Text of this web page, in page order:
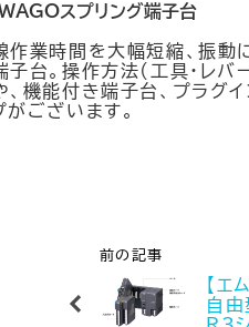
スプリング端子台
作業時間を大幅短縮、振動
子台。操作方法(工具・レバ
、機能付き端子台、プラグ
がございます。
前の記事
【エ
自